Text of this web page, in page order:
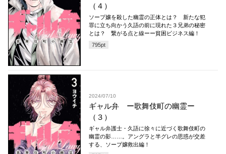
（４）
ソープ嬢を殺した幽霊の正体とは？ 新たな犯
罪に立ち向かう久語の前に現れた３兄弟の秘密
とは？ 繋がる点と線ーー貧困ビジネス編！
795pt
2024/07/10
ギャル弁 ー歌舞伎町の幽霊ー
（３）
ギャル弁護士・久語に徐々に近づく歌舞伎町の
幽霊の影……。アングラと半グレの思惑が交差
する、ソープ嬢救出編！